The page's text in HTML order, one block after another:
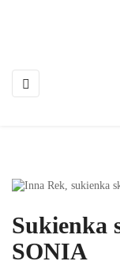
Toggle
navigation
☰
Sukienka
SONIA